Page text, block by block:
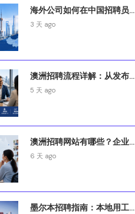
海外公司如何在中国招聘员...
3 天 ago
澳洲招聘流程详解：从发布...
5 天 ago
澳洲招聘网站有哪些？企业...
6 天 ago
墨尔本招聘指南：本地用工...